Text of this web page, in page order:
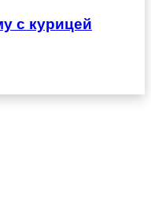
с курицей